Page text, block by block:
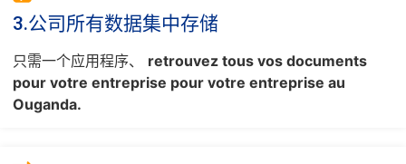
3.公司所有数据集中存储
只需一个应用程序、 retrouvez tous vos documents
pour votre entreprise pour votre entreprise au
Ouganda.